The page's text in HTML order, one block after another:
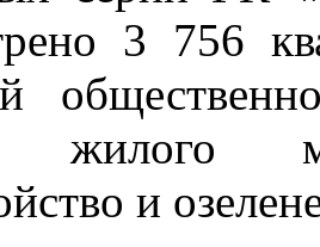
3 756
жилого
и